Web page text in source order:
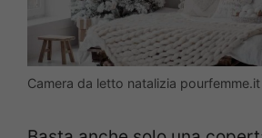
Camera da letto natalizia pourfemme.it